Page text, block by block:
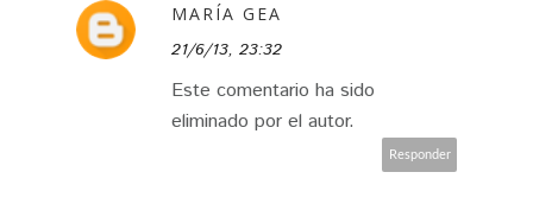
MARÍA GEA
21/6/13, 23:32
Este comentario ha sido
eliminado por el autor.
Responder